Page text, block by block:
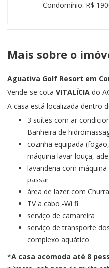
Condomínio: R$
Mais sobre o
Aguativa Golf Resort em
Vende-se cota VITALÍCIA do
A casa está localizada dentro
3 suítes com ar
Banheira de
cozinha equipada
máquina lavar louça,
lavanderia com
passar
área de lazer com
TV a cabo -Wi fi
serviço de camareira
serviço de transporte
complexo aquático
*A casa acomoda até 8